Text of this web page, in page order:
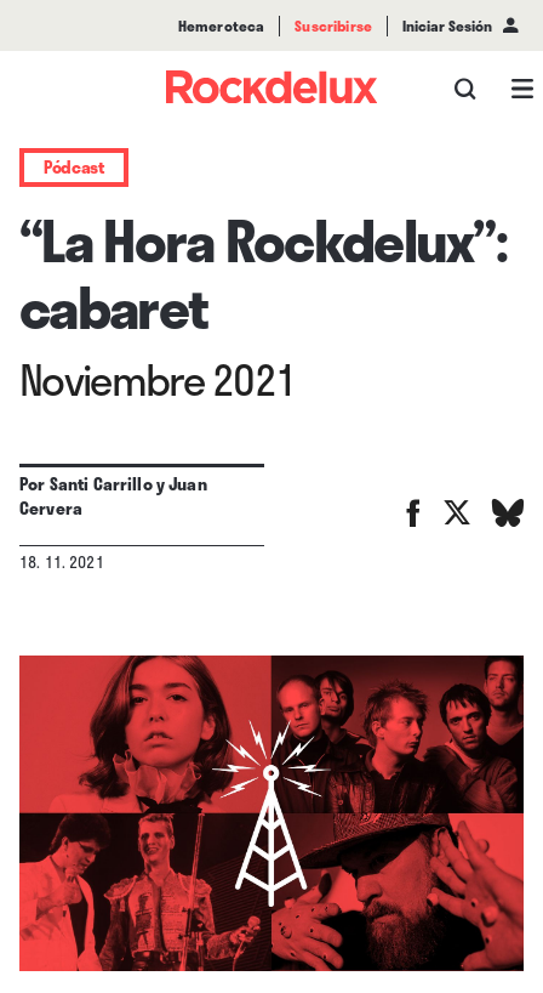
Hemeroteca Suscribirse Iniciar Sesión
Pódcast
“La Hora Rockdelux”:
cabaret
Noviembre 2021
PorSanti CarrilloyJuan
Cervera
18. 11. 2021